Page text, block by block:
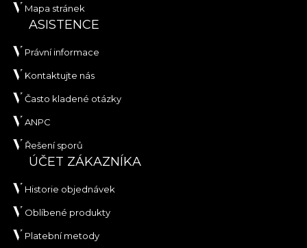
Mapa stránek
ASISTENCE
Právní informace
Kontaktujte nás
Často kladené otázky
ANPC
Řešení sporů
ÚČET ZÁKAZNÍKA
Historie objednávek
Oblíbené produkty
Platební metody